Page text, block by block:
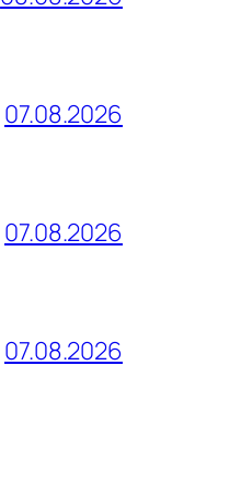
07.08.2026
07.08.2026
07.08.2026